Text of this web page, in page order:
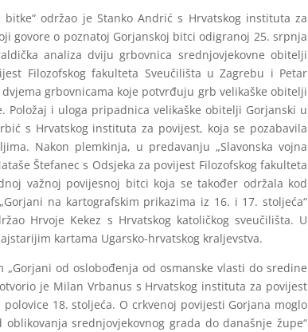
održao je Stanko Andrić s Hrvatskog instituta za
govore o poznatoj Gorjanskoj bitci odigranoj 25. srpnja
analiza dviju grbovnica srednjovjekovne obitelji
Filozofskog fakulteta Sveučilišta u Zagrebu i Petar
grbovnicama koje potvrđuju grb velikaške obitelji
Položaj i uloga pripadnica velikaške obitelji Gorjanski u
s Hrvatskog instituta za povijest, koja se pozabavila
Nakon plemkinja, u predavanju „Slavonska vojna
Štefanec s Odsjeka za povijest Filozofskog fakulteta
važnoj povijesnoj bitci koja se također održala kod
na kartografskim prikazima iz 16. i 17. stoljeća“
Hrvoje Kekez s Hrvatskog katoličkog sveučilišta. U
kartama Ugarsko-hrvatskog kraljevstva.
od oslobođenja od osmanske vlasti do sredine
je Milan Vrbanus s Hrvatskog instituta za povijest
18. stoljeća. O crkvenoj povijesti Gorjana moglo
srednjovjekovnog grada do današnje župe“